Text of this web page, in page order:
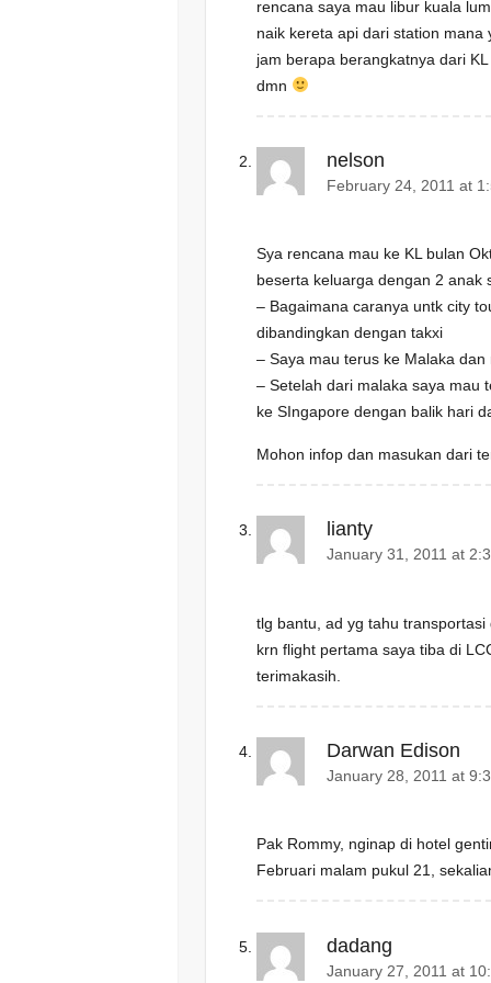
w
w
n
d
o
w
e
w
w
i
n
d
o
rencana saya mau libur kuala
naik kereta api dari station
jam berapa berangkatnya dari
dmn
nelson
February 24, 2011 at
Sya rencana mau ke KL bulan
beserta keluarga dengan 2 anak
– Bagaimana caranya untk city
dibandingkan dengan takxi
– Saya mau terus ke Malaka
– Setelah dari malaka saya mau
ke SIngapore dengan balik hari
Mohon infop dan masukan dari
lianty
January 31, 2011 at
tlg bantu, ad yg tahu
krn flight pertama saya tiba di
terimakasih.
Darwan Edison
January 28, 2011 at
Pak Rommy, nginap di hotel
Februari malam pukul 21,
dadang
January 27, 2011 at